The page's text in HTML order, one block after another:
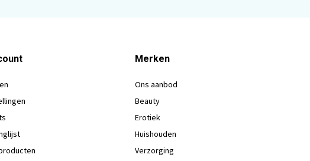
Merken
Ons aanbod
Beauty
Erotiek
Huishouden
Verzorging